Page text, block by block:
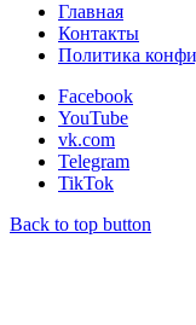
Главная
Контакты
Политика
Facebook
YouTube
vk.com
Telegram
TikTok
Back to top button